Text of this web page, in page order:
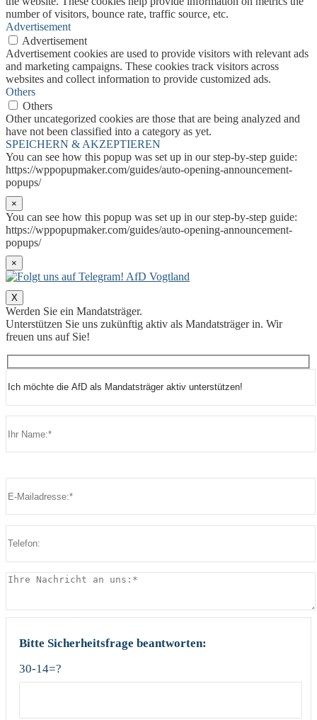
number of visitors, bounce rate, traffic source, etc.
Advertisement
Advertisement
Advertisement cookies are used to provide visitors with relevant ads
and marketing campaigns. These cookies track visitors across
websites and collect information to provide customized ads.
Others
Others
Other uncategorized cookies are those that are being analyzed and
have not been classified into a category as yet.
SPEICHERN & AKZEPTIEREN
You can see how this popup was set up in our step-by-step guide:
https://wppopupmaker.com/guides/auto-opening-announcement-
popups/
×
You can see how this popup was set up in our step-by-step guide:
https://wppopupmaker.com/guides/auto-opening-announcement-
popups/
×
X
Werden Sie ein Mandatsträger.
Unterstützen Sie uns zukünftig aktiv als Mandatsträger in. Wir
freuen uns auf Sie!
Bitte lasse dieses Feld leer.
Bitte Sicherheitsfrage beantworten:
30-14=?